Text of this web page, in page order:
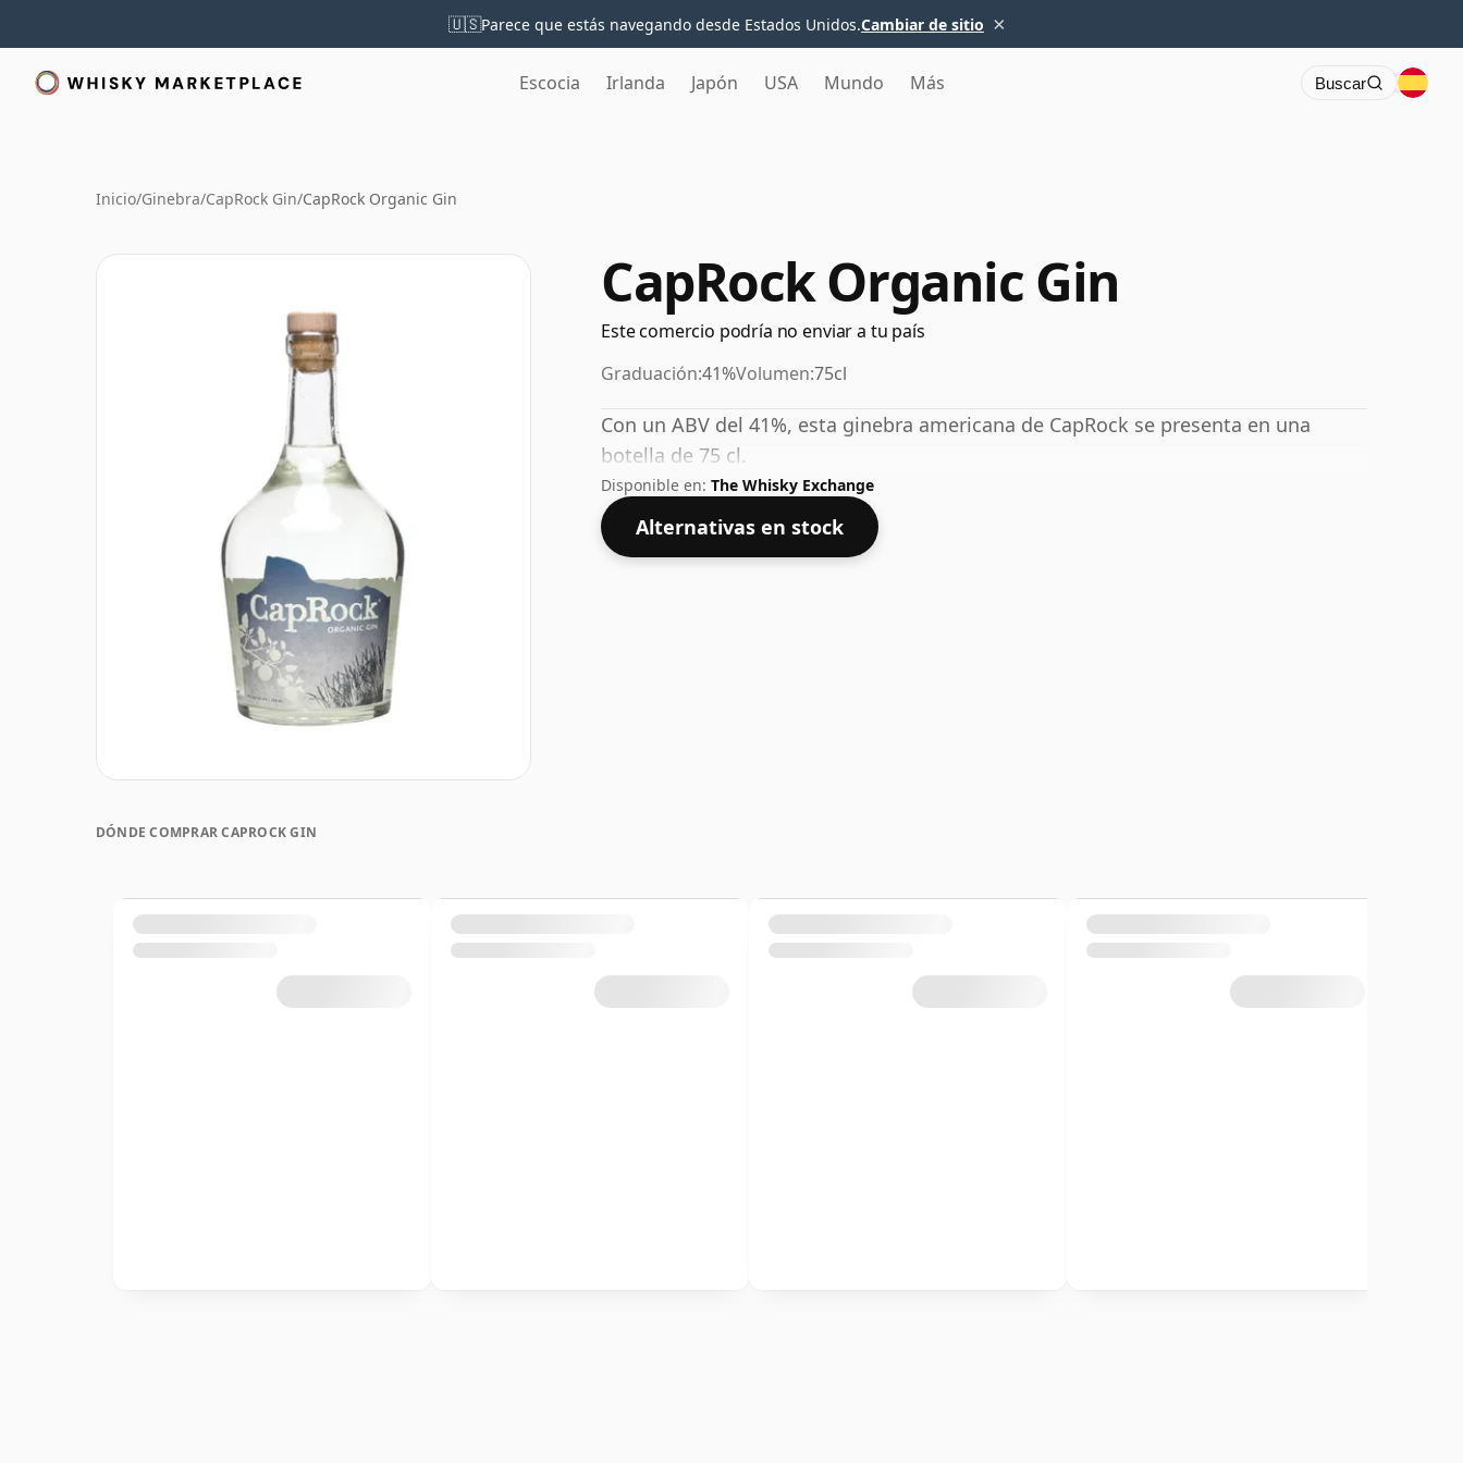
🇺🇸Parece que estás navegando desde Estados Unidos.Cambiar de sitio ×
Escocia Irlanda Japón USA Mundo Más Buscar
Inicio/Ginebra/CapRock Gin/CapRock Organic Gin
CapRock Organic Gin
Este comercio podría no enviar a tu país
Graduación:41%Volumen:75cl
Con un ABV del 41%, esta ginebra americana de CapRock se presenta en una
botella de 75 cl.
Disponible en: The Whisky Exchange
Alternativas en stock
DÓNDE COMPRAR CAPROCK GIN